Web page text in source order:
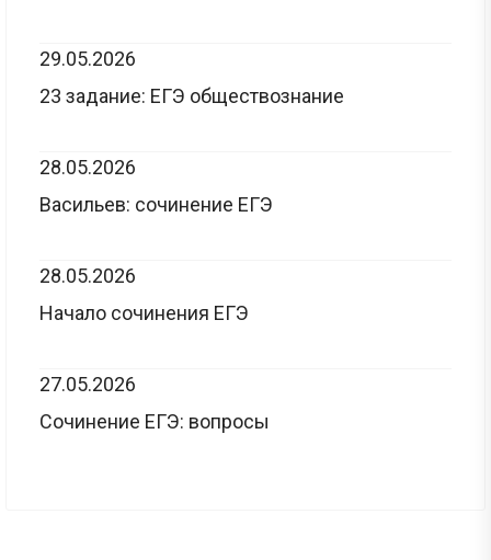
29.05.2026
23 задание: ЕГЭ обществознание
28.05.2026
Васильев: сочинение ЕГЭ
28.05.2026
Начало сочинения ЕГЭ
27.05.2026
Сочинение ЕГЭ: вопросы